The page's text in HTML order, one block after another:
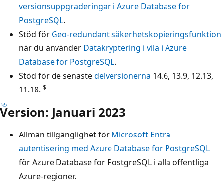
versionsuppgraderingar i Azure Database for
PostgreSQL.
Stöd för Geo-redundant säkerhetskopieringsfunktion
när du använder Datakryptering i vila i Azure
Database for PostgreSQL.
Stöd för de senastedelversionerna 14.6, 13.9, 12.13,
11.18. $
Version: Januari 2023
Allmän tillgänglighet för Microsoft Entra
autentisering med Azure Database for PostgreSQL
för Azure Database for PostgreSQL i alla offentliga
Azure-regioner.